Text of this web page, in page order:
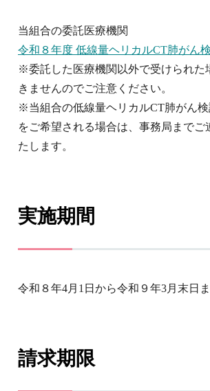
当組合の委託医療機関
令和８年度 低線量ヘリカルCT肺がん
※委託した医療機関以外で受けられた
きませんのでご注意ください。
※当組合の低線量ヘリカルCT肺がん
をご希望される場合は、事務局までご
たします。
実施期間
令和８年4月1日から令和９年3月末日
請求期限